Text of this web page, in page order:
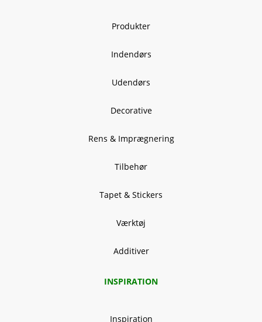
Produkter
Indendørs
Udendørs
Decorative
Rens & Imprægnering
Tilbehør
Tapet & Stickers
Værktøj
Additiver
INSPIRATION
Inspiration